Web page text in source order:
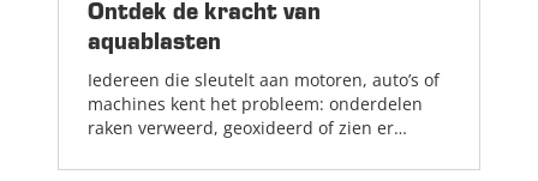
Ontdek de kracht van
aquablasten
Iedereen die sleutelt aan motoren, auto’s of
machines kent het probleem: onderdelen
raken verweerd, geoxideerd of zien er
kracht van aquablasten!...Lees meer